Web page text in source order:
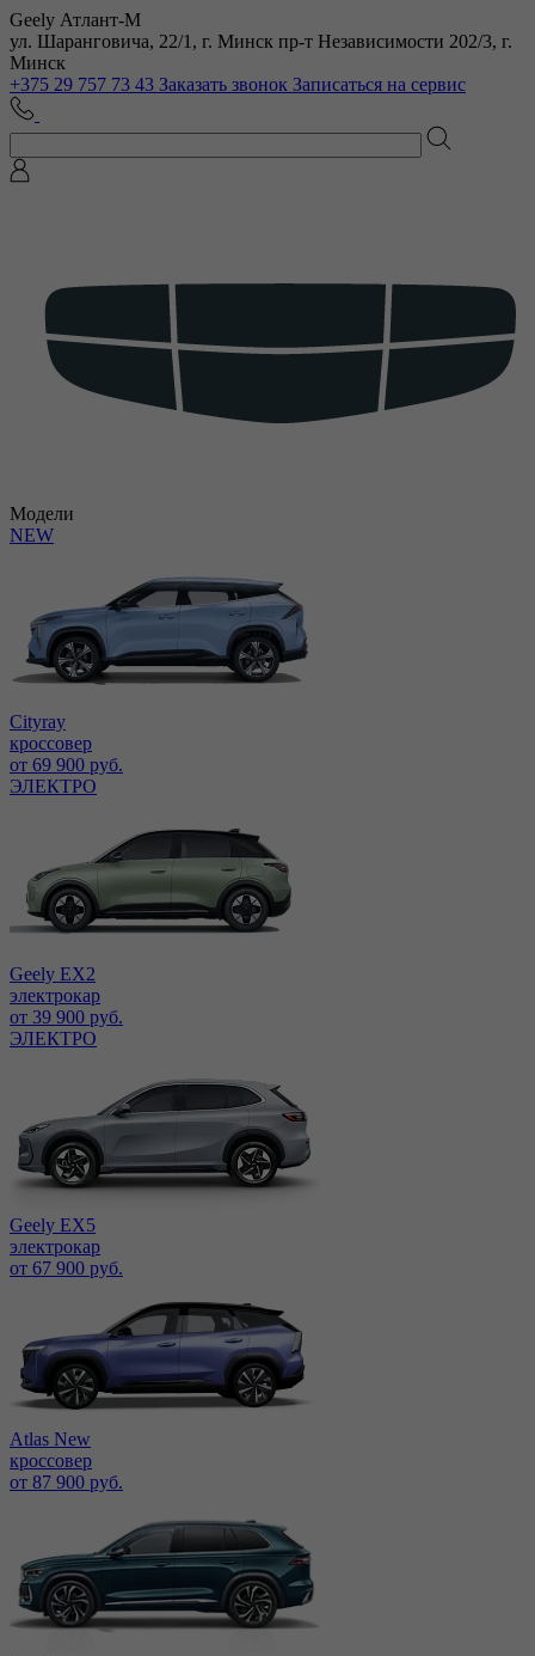
Geely Атлант-М
ул. Шаранговича, 22/1, г. Минск пр-т Независимости 202/3, г.
Минск
+375 29 757 73 43 Заказать звонок Записаться на сервис
Модели
NEW
Cityray
кроссовер
от 69 900 руб.
ЭЛЕКТРО
Geely EX2
электрокар
от 39 900 руб.
ЭЛЕКТРО
Geely EX5
электрокар
от 67 900 руб.
Atlas New
кроссовер
от 87 900 руб.